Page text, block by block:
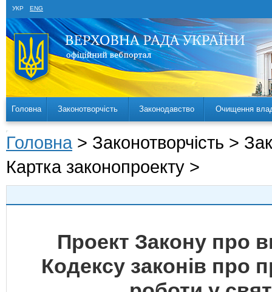
УКР ENG
Головна Законотворчість Законодавство Очищення
Головна > Законотворчість >
Картка законопроекту >
Проект Закону про
Кодексу законів про